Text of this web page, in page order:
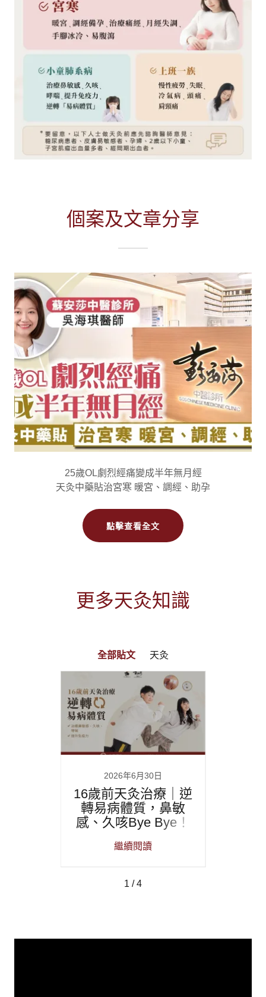
個案及文章分享
25歲OL劇烈經痛變成半年無月經
天灸中藥貼治宮寒 暖宮、調經、助孕
點擊查看全文
更多天灸知識
全部貼文 天灸
2026年6月30日
16歲前天灸治療｜逆
轉易病體質，鼻敏
感、久咳Bye Bye！
繼續閱讀
1 / 4